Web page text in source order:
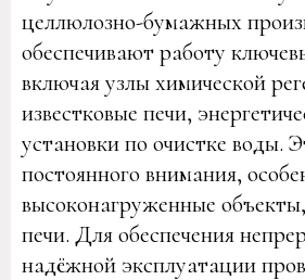
целлюлозно-бумажных
обеспечивают работу
включая узлы химической
известковые печи,
установки по очистке воды.
постоянного внимания,
высоконагруженные
печи. Для обеспечения
надёжной эксплуатации